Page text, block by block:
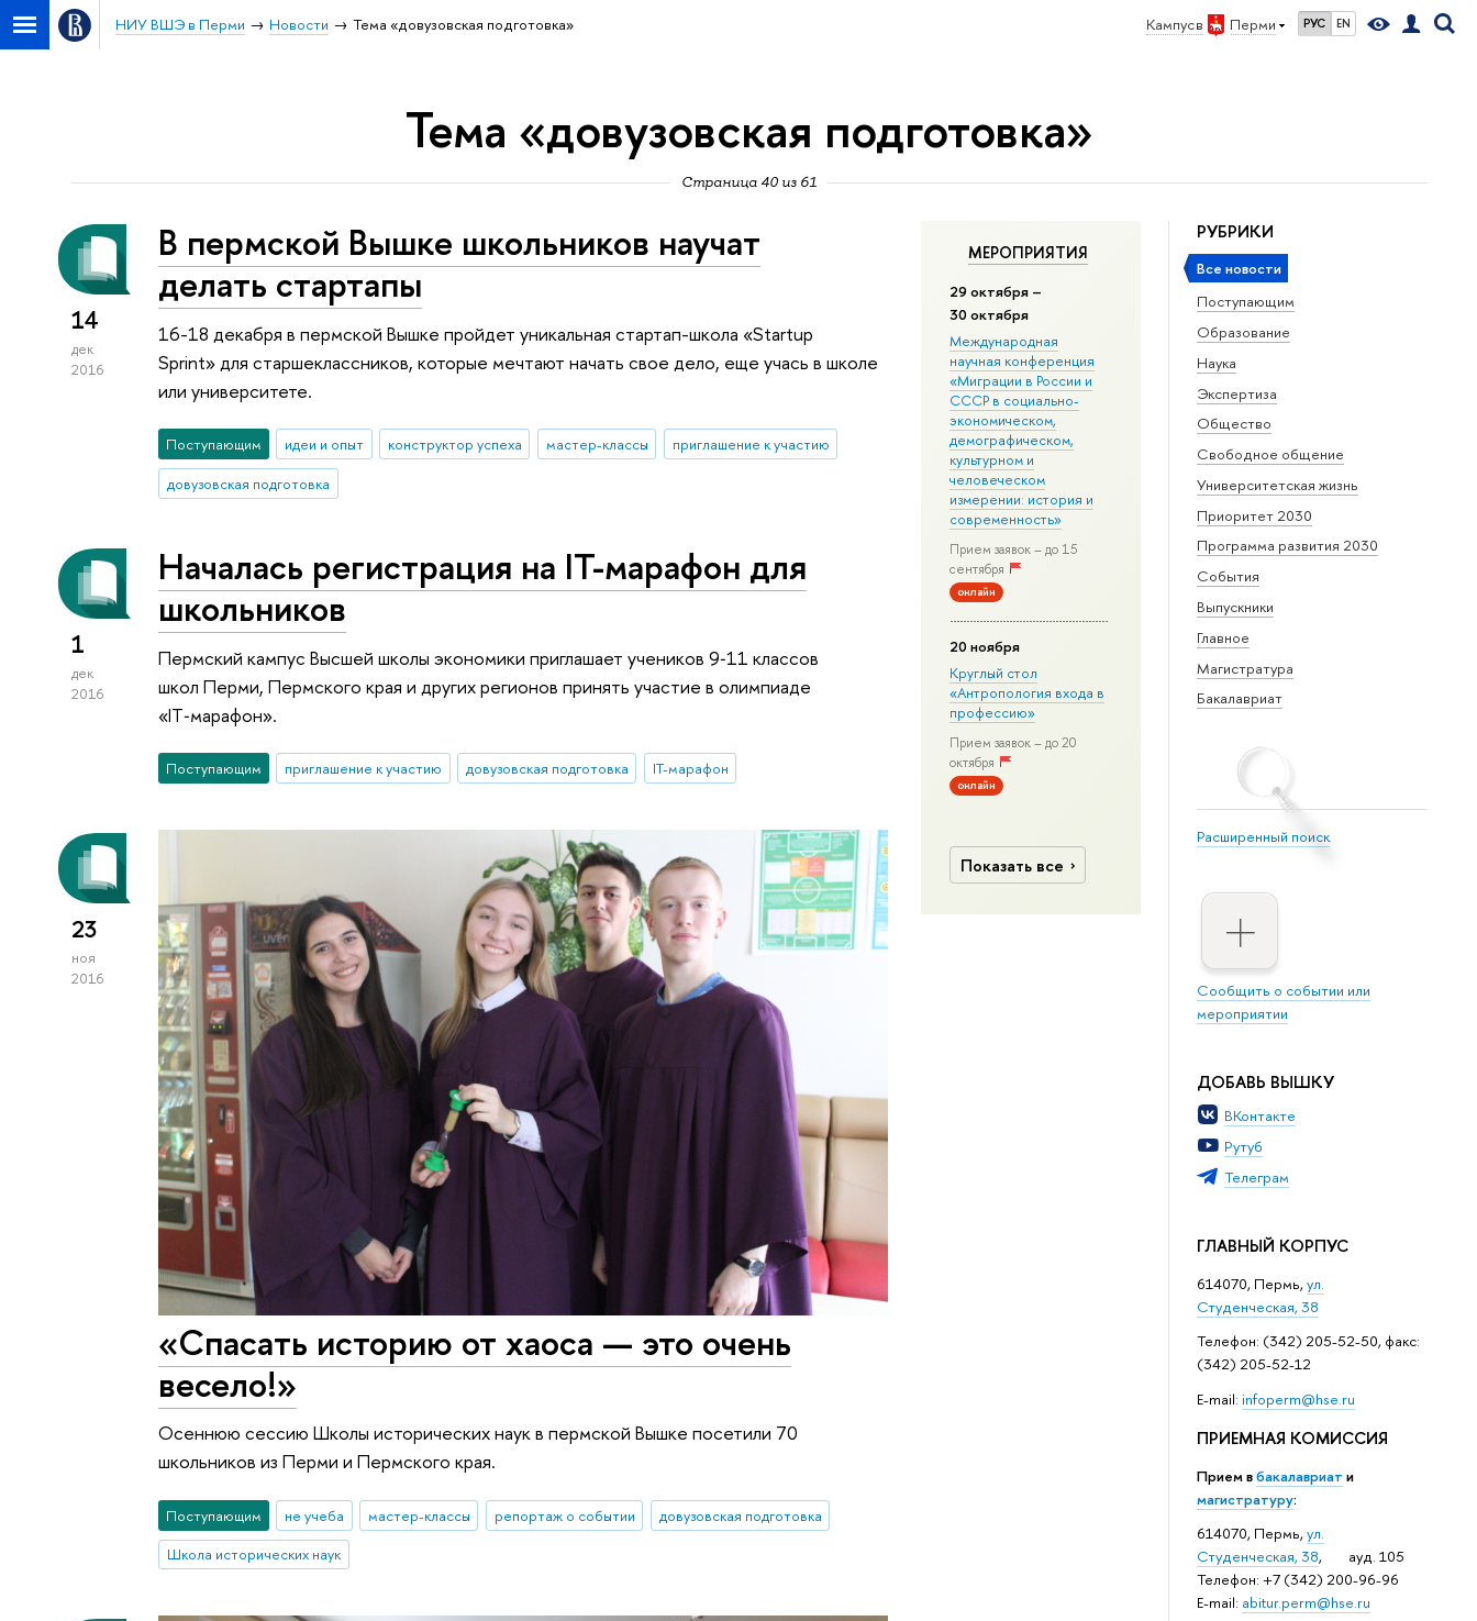
Кампус в Перми РУС EN
НИУ ВШЭ в Перми Новости Тема «довузовская подготовка»
Тема «довузовская подготовка»
Страница 40 из 61
РУБРИКИ
Все новости
Поступающим
Образование
Наука
Экспертиза
Общество
Свободное общение
Университетская жизнь
Приоритет 2030
Программа развития 2030
События
Выпускники
Главное
Магистратура
Бакалавриат
Расширенный поиск
Сообщить о событии или
мероприятии
ДОБАВЬ ВЫШКУ
ВКонтакте
Рутуб
Телеграм
ГЛАВНЫЙ КОРПУС
614070, Пермь,ул.
Студенческая, 38
Телефон: (342) 205-52-50, факс:
(342) 205-52-12
Е-mail: infoperm@hse.ru
ПРИЕМНАЯ КОМИССИЯ
Прием вбакалавриат и
магистратуру:
614070, Пермь,ул.
Студенческая, 38, ауд. 105
Телефон: +7 (342) 200-96-96
E-mail: abitur.perm@hse.ru
МЕРОПРИЯТИЯ
29 октября –
30 октября
Международная
научная конференция
«Миграции в Росcии и
СССР в социально-
экономическом,
демографическом,
культурном и
человеческом
измерении: история и
современность»
Прием заявок – до 15
сентября
онлайн
20 ноября
Круглый стол
«Антропология входа в
профессию»
Прием заявок – до 20
октября
онлайн
Показать все
14
дек
2016
В пермской Вышке школьников научат
делать стартапы
16-18 декабря в пермской Вышке пройдет уникальная стартап-школа «Startup
Sprint» для старшеклассников, которые мечтают начать свое дело, еще учась в школе
или университете.
Поступающим идеи и опыт конструктор успеха мастер-классы
приглашение к участию
довузовская подготовка
1
дек
2016
Началась регистрация на IT-марафон для
школьников
Пермский кампус Высшей школы экономики приглашает учеников 9‑11 классов
школ Перми, Пермского края и других регионов принять участие в олимпиаде
«IT‑марафон».
Поступающим приглашение к участию довузовская подготовка IT-марафон
23
ноя
2016
«Спасать историю от хаоса — это очень
весело!»
Осеннюю сессию Школы исторических наук в пермской Вышке посетили 70
школьников из Перми и Пермского края.
Поступающим не учеба мастер-классы репортаж о событии
довузовская подготовка
Школа исторических наук